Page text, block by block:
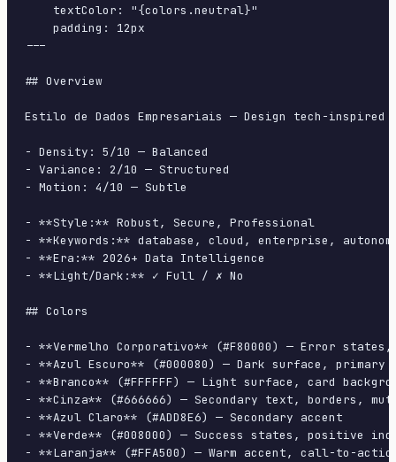
    textColor: "{colors.neutral}"
    padding: 12px
---
## Overview
Estilo de Dados Empresariais — Design tech-inspired
- Density: 5/10 — Balanced
- Variance: 2/10 — Structured
- Motion: 4/10 — Subtle
- **Style:** Robust, Secure, Professional
- **Keywords:** database, cloud, enterprise,
- **Era:** 2026+ Data Intelligence
- **Light/Dark:** ✓ Full / ✗ No
## Colors
- **Vermelho Corporativo** (#F80000) — Error
- **Azul Escuro** (#000080) — Dark surface, primary
- **Branco** (#FFFFFF) — Light surface, card
- **Cinza** (#666666) — Secondary text, borders,
- **Azul Claro** (#ADD8E6) — Secondary accent
- **Verde** (#008000) — Success states, positive
- **Laranja** (#FFA500) — Warm accent, call-to-